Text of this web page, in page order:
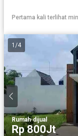
Pertama kali terlihat
1 /4
Rumah·dijual
Rp 800Jt